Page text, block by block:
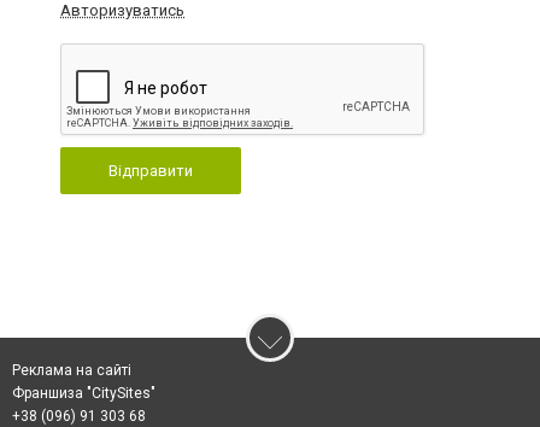
Авторизуватись
Відправити
Реклама на сайті
Франшиза "CitySites"
+38 (096) 91 303 68